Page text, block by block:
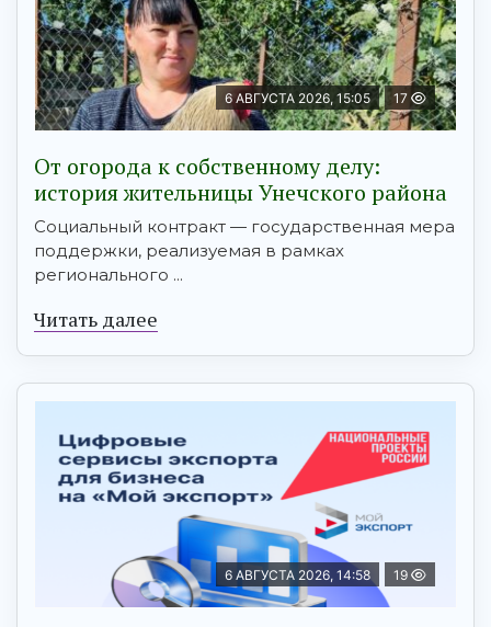
6 АВГУСТА 2026, 15:05 17
От огорода к собственному делу:
история жительницы Унечского района
Социальный контракт — государственная мера
поддержки, реализуемая в рамках
регионального ...
Читать далее
6 АВГУСТА 2026, 14:58 19